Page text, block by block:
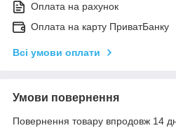
Оплата на рахунок
Оплата на карту ПриватБанку
Всі умови оплати
Умови повернення
Повернення товару впродовж 14